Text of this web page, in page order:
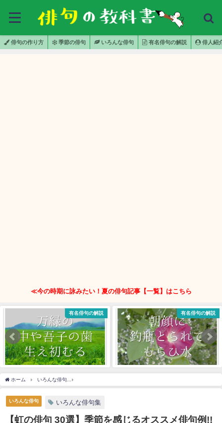
俳句の作り方 季節の俳句 いろんな俳句 有名俳句の解説 俳人紹
≪今の時期に詠みたい！夏の俳句記事【一覧】はこちら
有名俳句の解説 有名俳句の解説
ホーム いろんな俳句
いろんな俳句 いろんな俳句集
【虹の俳句 30選】季節を感じるオススメ俳句例!!